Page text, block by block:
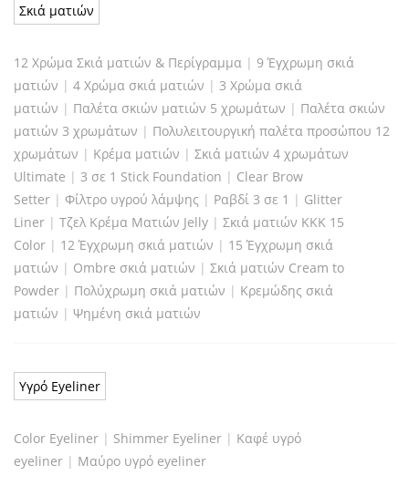
Σκιά ματιών
12 Χρώμα Σκιά ματιών & Περίγραμμα | 9 Έγχρωμη σκιά
ματιών | 4 Χρώμα σκιά ματιών | 3 Χρώμα σκιά
ματιών | Παλέτα σκιών ματιών 5 χρωμάτων | Παλέτα σκιών
ματιών 3 χρωμάτων | Πολυλειτουργική παλέτα προσώπου 12
χρωμάτων | Κρέμα ματιών | Σκιά ματιών 4 χρωμάτων
Ultimate | 3 σε 1 Stick Foundation | Clear Brow
Setter | Φίλτρο υγρού λάμψης | Ραβδί 3 σε 1 | Glitter
Liner | Τζελ Κρέμα Ματιών Jelly | Σκιά ματιών KKK 15
Color | 12 Έγχρωμη σκιά ματιών | 15 Έγχρωμη σκιά
ματιών | Ombre σκιά ματιών | Σκιά ματιών Cream to
Powder | Πολύχρωμη σκιά ματιών | Κρεμώδης σκιά
ματιών | Ψημένη σκιά ματιών
Υγρό Eyeliner
Color Eyeliner | Shimmer Eyeliner | Καφέ υγρό
eyeliner | Μαύρο υγρό eyeliner